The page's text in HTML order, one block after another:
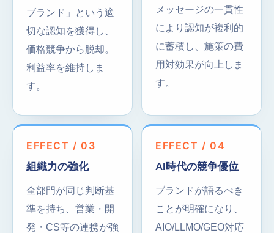
ブランド」という適
切な認知を獲得し、
価格競争から脱却。
利益率を維持しま
す。
メッセージの一貫性
により認知が複利的
に蓄積し、施策の費
用対効果が向上しま
す。
EFFECT / 03
組織力の強化
全部門が同じ判断基
準を持ち、営業・開
発・CS等の連携が強
EFFECT / 04
AI時代の競争優位
ブランドが語るべき
ことが明確になり、
AIO/LLMO/GEO対応